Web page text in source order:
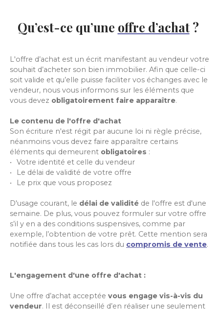
Qu’est-ce qu’une offre d’achat?
L'offre d’achat est un écrit manifestant au vendeur votre
souhait d’acheter son bien immobilier. Afin que celle-ci
soit valide et qu’elle puisse faciliter vos échanges avec le
vendeur, nous vous informons sur les éléments que
vous devez obligatoirement faire apparaître.
Le contenu de l'offre d'achat
Son écriture n'est régit par aucune loi ni règle précise,
néanmoins vous devez faire apparaître certains
éléments qui demeurent obligatoires :
Votre identité et celle du vendeur
Le délai de validité de votre offre
Le prix que vous proposez
D'usage courant, le délai de validité de l'offre est d'une
semaine. De plus, vous pouvez formuler sur votre offre
s’il y en a des conditions suspensives, comme par
exemple, l’obtention de votre prêt. Cette mention sera
notifiée dans tous les cas lors du compromis de vente.
L'engagement d'une offre d'achat :
Une offre d’achat acceptée vous engage vis-à-vis du
vendeur. Il est déconseillé d’en réaliser une seulement